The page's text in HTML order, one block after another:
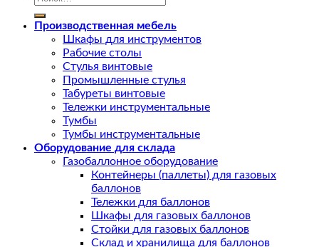
Производственная мебель
Шкафы для инструментов
Рабочие столы
Стулья винтовые
Промышленные стулья
Табуреты винтовые
Тележки инструментальные
Тумбы
Тумбы инструментальные
Оборудование для склада
Газобаллонное оборудование
Контейнеры (паллеты) для газовых
баллонов
Тележки для баллонов
Шкафы для газовых баллонов
Стойки для газовых баллонов
Склад и хранилища для баллонов